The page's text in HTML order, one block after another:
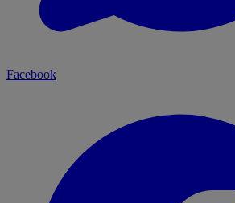
Facebook